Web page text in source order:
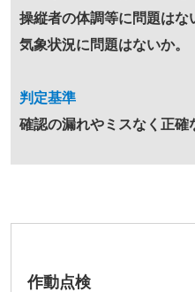
操縦者の体調等に問題はな
気象状況に問題はないか。
判定基準
確認の漏れやミスなく正確
作動点検